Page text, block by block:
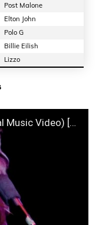
Post Malone
Elton John
Polo G
Billie Eilish
Lizzo
Fleetwood Mac - Dreams (Official Music Video) [4K Remaster]